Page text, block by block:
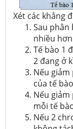
Xét các khẳng
Sau phân
nhiều
Tế bào 1
2 đang ở
Nếu
của tế
Nếu
mỗi tế
Nếu 2